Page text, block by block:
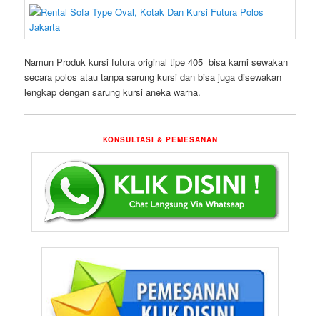
Namun Produk kursi futura original tipe 405 bisa kami sewakan
secara polos atau tanpa sarung kursi dan bisa juga disewakan
lengkap dengan sarung kursi aneka warna.
KONSULTASI & PEMESANAN